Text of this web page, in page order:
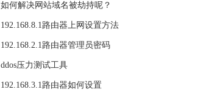
如何解决网站域名被劫持呢？
192.168.8.1路由器上网设置方法
192.168.2.1路由器管理员密码
ddos压力测试工具
192.168.3.1路由器如何设置